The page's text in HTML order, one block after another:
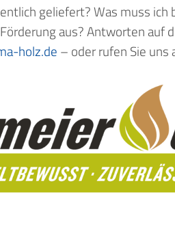
geliefert? Was muss ich
aus? Antworten auf
holz.de – oder rufen Sie uns